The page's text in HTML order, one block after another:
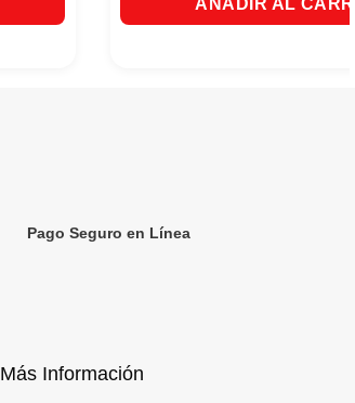
AÑADIR AL
Pago Seguro en Línea
Más Información